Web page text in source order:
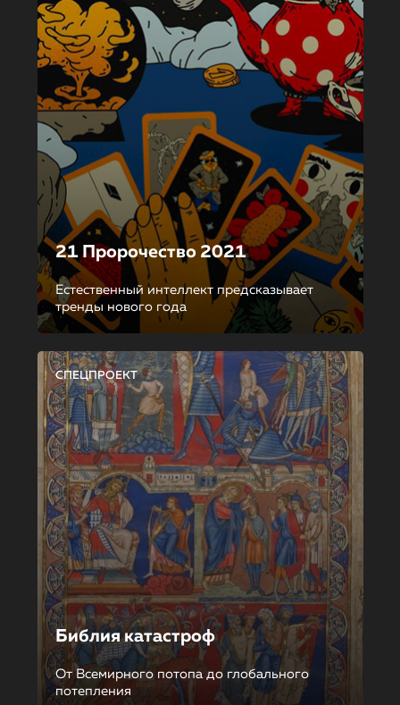
21 Пророчество 2021
Естественный интеллект предсказывает
тренды нового года
СПЕЦПРОЕКТ
Библия катастроф
От Всемирного потопа до глобального
потепления